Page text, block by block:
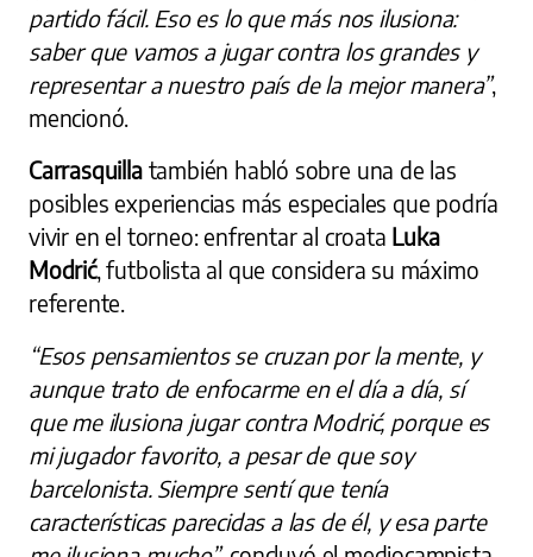
partido fácil. Eso es lo que más nos ilusiona:
saber que vamos a jugar contra los grandes y
representar a nuestro país de la mejor manera”,
mencionó.
Carrasquilla también habló sobre una de las
posibles experiencias más especiales que podría
vivir en el torneo: enfrentar al croata Luka
Modrić, futbolista al que considera su máximo
referente.
“Esos pensamientos se cruzan por la mente, y
aunque trato de enfocarme en el día a día, sí
que me ilusiona jugar contra Modrić, porque es
mi jugador favorito, a pesar de que soy
barcelonista. Siempre sentí que tenía
características parecidas a las de él, y esa parte